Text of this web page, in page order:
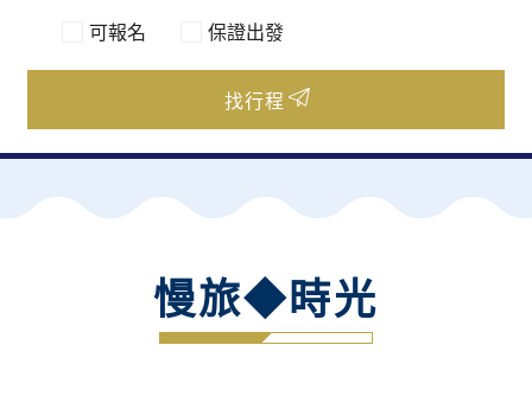
可報名 保證出發
找行程
慢旅◆時光